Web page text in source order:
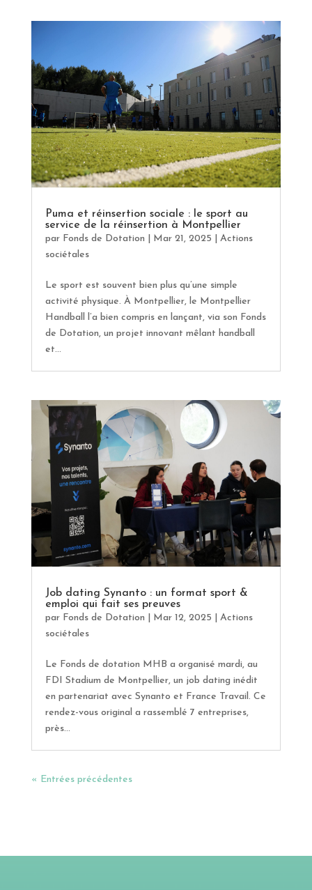
Puma et réinsertion sociale : le sport au
service de la réinsertion à Montpellier
par Fonds de Dotation Mar 21, 2025
Actions
sociétales
Le sport est souvent bien plus qu’une simple
activité physique. À Montpellier, le Montpellier
Handball l’a bien compris en lançant, via son Fonds
de Dotation, un projet innovant mêlant handball
et...
Job dating Synanto : un format sport &
emploi qui fait ses preuves
par Fonds de Dotation Mar 12, 2025
Actions
sociétales
Le Fonds de dotation MHB a organisé mardi, au
FDI Stadium de Montpellier, un job dating inédit
en partenariat avec Synanto et France Travail. Ce
rendez-vous original a rassemblé 7 entreprises,
près...
« Entrées précédentes